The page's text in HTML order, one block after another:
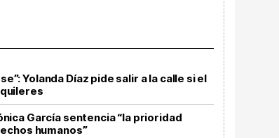
Yolanda Díaz pide salir a la calle si el
García sentencia “la prioridad
humanos”